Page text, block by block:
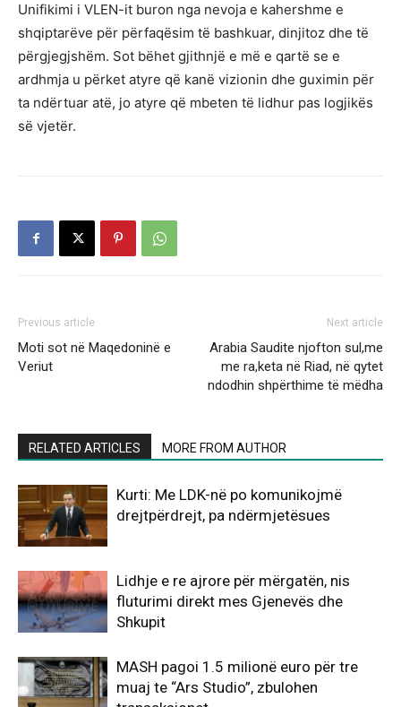
Unifikimi i VLEN-it buron nga nevoja e kahershme e
shqiptarëve për përfaqësim të bashkuar, dinjitoz dhe të
përgjegjshëm. Sot bëhet gjithnjë e më e qartë se e
ardhmja u përket atyre që kanë vizionin dhe guximin për
ta ndërtuar atë, jo atyre që mbeten të lidhur pas logjikës
së vjetër.
Previous article
Moti sot në Maqedoninë e
Veriut
Next article
Arabia Saudite njofton sul,me
me ra,keta në Riad, në qytet
ndodhin shpërthime të mëdha
RELATED ARTICLES MORE FROM AUTHOR
Kurti: Me LDK-në po komunikojmë
drejtpërdrejt, pa ndërmjetësues
Lidhje e re ajrore për mërgatën, nis
fluturimi direkt mes Gjenevës dhe
Shkupit
MASH pagoi 1.5 milionë euro për tre
muaj te “Ars Studio”, zbulohen